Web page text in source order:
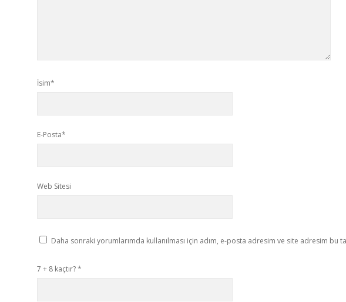
İsim*
E-Posta*
Web Sitesi
Daha sonraki yorumlarımda kullanılması için adım, e-posta adresim ve site adresim bu
7 + 8 kaçtır?*